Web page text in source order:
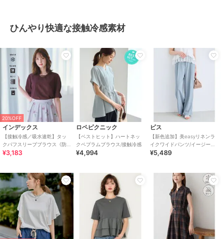
ひんやり快適な接触冷感素材
20%OFF
インデックス
【接触冷感／吸水速乾】タッ
クパフスリーブブラウス《防
シワ／洗濯機OK／XS～3L／
¥3,183
ロペピクニック
【ベストヒット】ハートネッ
クペプラムブラウス/接触冷感
¥4,994
ビス
【新色追加】美easyリネンラ
イクワイドパンツ/イージーケ
ア・接触冷感・セットアップ
¥5,489